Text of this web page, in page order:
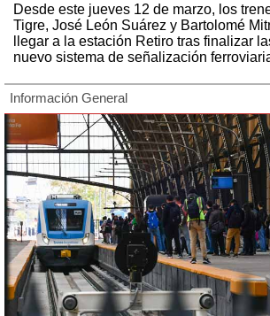
Desde este jueves 12 de marzo, los
Tigre, José León Suárez y Bartolomé
llegar a la estación Retiro tras finalizar
nuevo sistema de señalización
Información General